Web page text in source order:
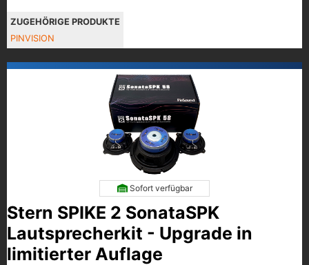
ZUGEHÖRIGE PRODUKTE
PINVISION
Sofort verfügbar
Stern SPIKE 2 SonataSPK
Lautsprecherkit - Upgrade in
limitierter Auflage